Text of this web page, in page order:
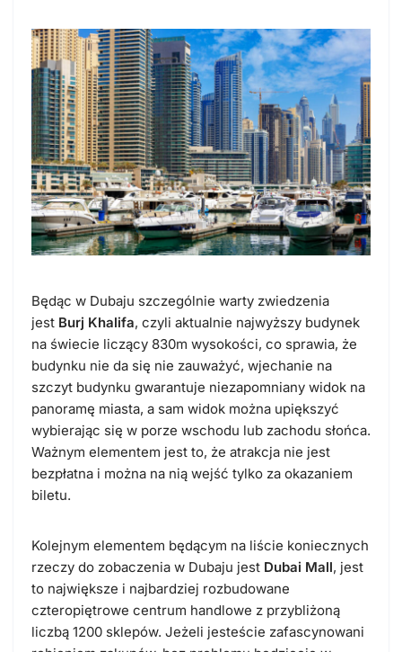
Będąc w Dubaju szczególnie warty zwiedzenia
jest Burj Khalifa, czyli aktualnie najwyższy budynek
na świecie liczący 830m wysokości, co sprawia, że
budynku nie da się nie zauważyć, wjechanie na
szczyt budynku gwarantuje niezapomniany widok na
panoramę miasta, a sam widok można upiększyć
wybierając się w porze wschodu lub zachodu słońca.
Ważnym elementem jest to, że atrakcja nie jest
bezpłatna i można na nią wejść tylko za okazaniem
biletu.
Kolejnym elementem będącym na liście koniecznych
rzeczy do zobaczenia w Dubaju jest Dubai Mall, jest
to największe i najbardziej rozbudowane
czteropiętrowe centrum handlowe z przybliżoną
liczbą 1200 sklepów. Jeżeli jesteście zafascynowani